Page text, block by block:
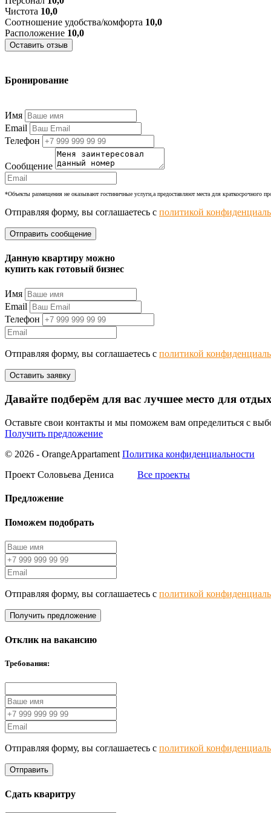
Чистота 10,0
Соотношение удобства/комфорта 10,0
Расположение 10,0
Оставить отзыв
Бронирование
Имя
Email
Телефон
Сообщение
*Объекты размещения не оказывают гостиничные услуги,а предоставляют места для краткосрочного
Отправляя форму, вы соглашаетесь с политикой
Данную квартиру можно
купить как готовый бизнес
Имя
Email
Телефон
Отправляя форму, вы соглашаетесь с политикой
Давайте подберём для вас лучшее место для
Оставьте свои контакты и мы поможем вам определиться с
Получить предложение
© 2026 - OrangeAppartament Политика конфиденциальности
Проект Соловьева Дениса
Все проекты
Предложение
Поможем подобрать
Отправляя форму, вы соглашаетесь с политикой
Получить предложение
Отклик на вакансию
Требования:
Отправляя форму, вы соглашаетесь с политикой
Отправить
Сдать кваритру